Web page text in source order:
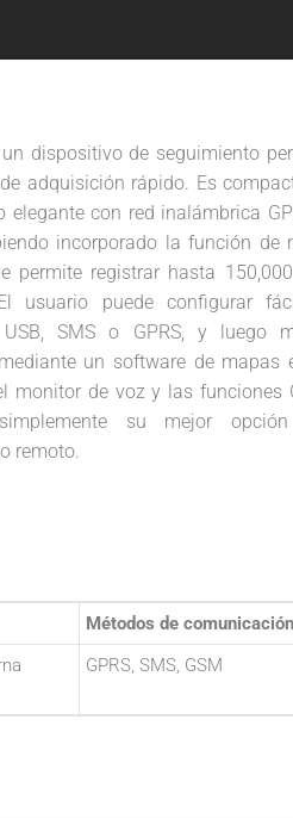
dispositivo de seguimiento
adquisición rápido. Es
elegante con red inalámbrica
incorporado la función de
permite registrar hasta
usuario puede configurar
SMS o GPRS, y luego
un software de mapas
monitor de voz y las funciones
su mejor
remoto.
Métodos de comunicación
GPRS, SMS, GSM